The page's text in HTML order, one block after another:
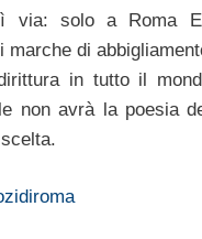
via: solo a Roma
marche di
in tutto il
non avrà la poesia